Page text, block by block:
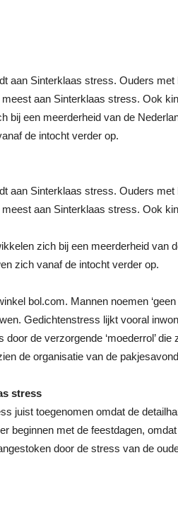
aan Sinterklaas stress. Ouders
aan Sinterklaas stress. Ook
bij een meerderheid van de
de intocht verder op.
aan Sinterklaas stress. Ouders
aan Sinterklaas stress. Ook
zich bij een meerderheid van
zich vanaf de intocht verder op.
bol.com. Mannen noemen
Gedichtenstress lijkt vooral
de verzorgende ‘moederrol’
de organisatie van de
stress
juist toegenomen omdat de
beginnen met de feestdagen,
door de stress van de